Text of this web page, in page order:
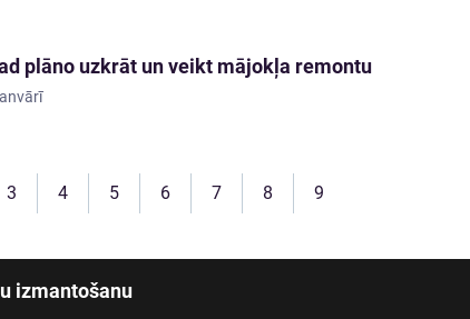
izmantošanu
plāno uzkrāt un veikt mājokļa remontu
3 4 5 6 7 8 9